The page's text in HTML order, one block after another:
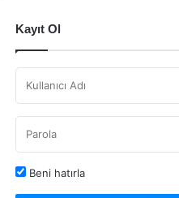
Kayıt Ol
Beni hatırla